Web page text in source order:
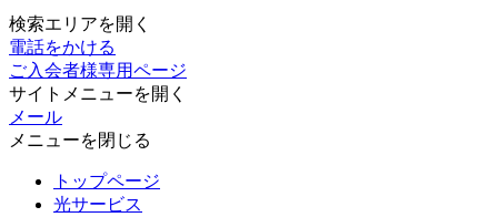
検索エリアを開く
電話をかける
ご入会者様専用ページ
サイトメニューを開く
メール
メニューを閉じる
トップページ
光サービス